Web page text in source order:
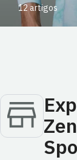
12 artigos